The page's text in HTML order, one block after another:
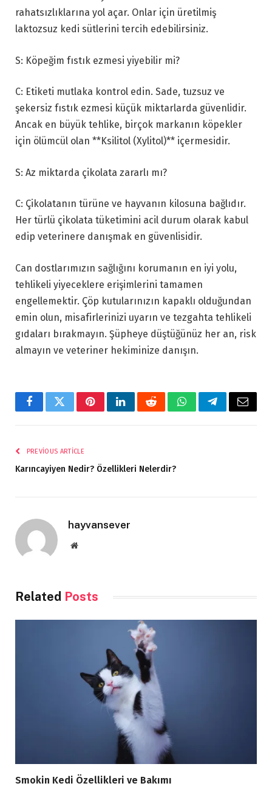
rahatsızlıklarına yol açar. Onlar için üretilmiş
laktozsuz kedi sütlerini tercih edebilirsiniz.
S: Köpeğim fıstık ezmesi yiyebilir mi?
C: Etiketi mutlaka kontrol edin. Sade, tuzsuz ve
şekersiz fıstık ezmesi küçük miktarlarda güvenlidir.
Ancak en büyük tehlike, birçok markanın köpekler
için ölümcül olan **Ksilitol (Xylitol)** içermesidir.
S: Az miktarda çikolata zararlı mı?
C: Çikolatanın türüne ve hayvanın kilosuna bağlıdır.
Her türlü çikolata tüketimini acil durum olarak kabul
edip veterinere danışmak en güvenlisidir.
Can dostlarımızın sağlığını korumanın en iyi yolu,
tehlikeli yiyeceklere erişimlerini tamamen
engellemektir. Çöp kutularınızın kapaklı olduğundan
emin olun, misafirlerinizi uyarın ve tezgahta tehlikeli
gıdaları bırakmayın. Şüpheye düştüğünüz her an, risk
almayın ve veteriner hekiminize danışın.
FacebookTwitterPinterestLinkedInRedditWhatsAppTelegramEmail
PREVIOUS ARTICLE
Karıncayiyen Nedir? Özellikleri Nelerdir?
hayvansever
Website
Related Posts
Smokin Kedi Özellikleri ve Bakımı